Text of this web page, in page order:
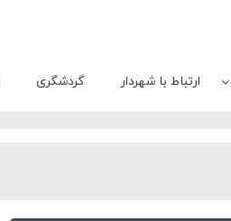
ارتباط با شهردار گردشگری